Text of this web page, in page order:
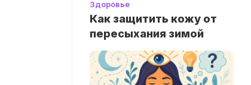
Здоровье
Как защитить кожу от
пересыхания зимой